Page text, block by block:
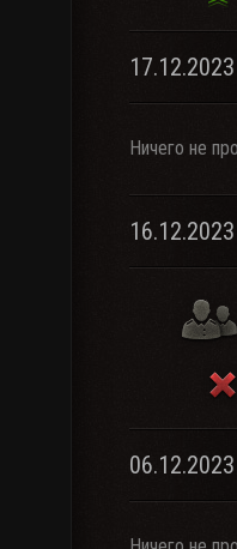
Ничего не
16.12.2023